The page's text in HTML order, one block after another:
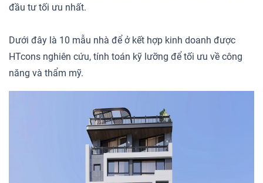
đầu tư tối ưu nhất.
Dưới đây là 10 mẫu nhà để ở kết hợp kinh doanh được
HTcons nghiên cứu, tính toán kỹ lưỡng để tối ưu về công
năng và thẩm mỹ.